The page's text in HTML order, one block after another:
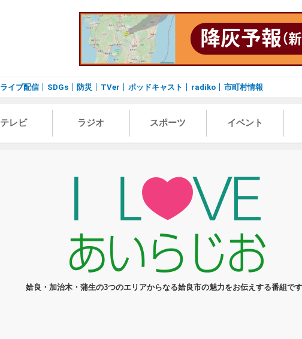
ライブ配信 SDGs 防災 TVer ポッドキャスト radiko 市町村情報
テレビ ラジオ スポーツ イベント
姶良・加治木・蒲生の3つのエリアからなる姶良市の魅力をお伝えする番組で